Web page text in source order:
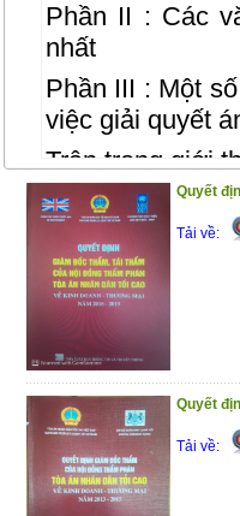
Phần II : Các
nhất
Phần III : Một
việc giải quyết
Trân trọng giới
(25/11/2020)Quyết
Tải về:
Quyết
Tải về: